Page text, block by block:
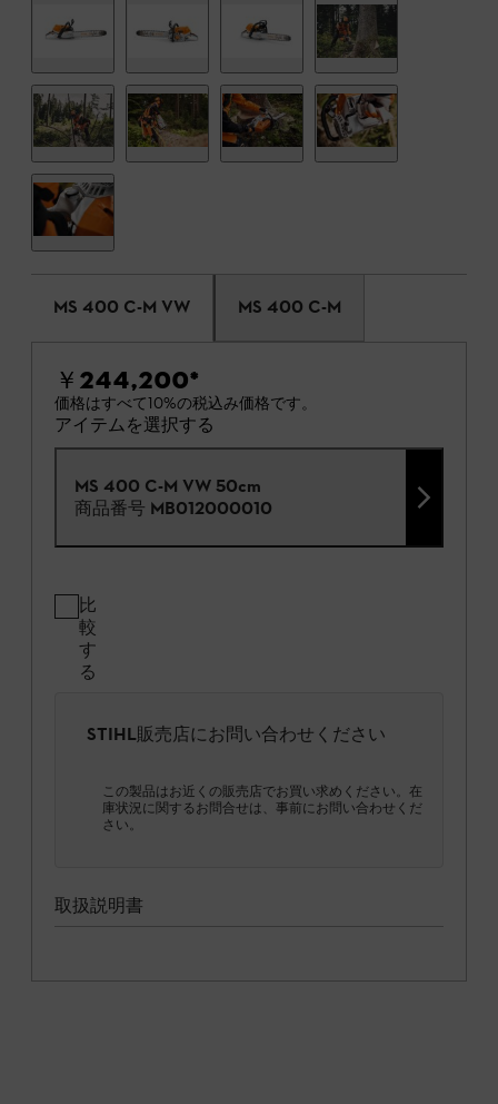
MS 400 C-M VW MS 400 C-M
￥244,200*
価格はすべて10%の税込み価格です。
アイテムを選択する
MS 400 C-M VW 50cm
商品番号 MB012000010
比
較
す
る
STIHL販売店にお問い合わせください
この製品はお近くの販売店でお買い求めください。在
庫状況に関するお問合せは、事前にお問い合わせくだ
さい。
取扱説明書